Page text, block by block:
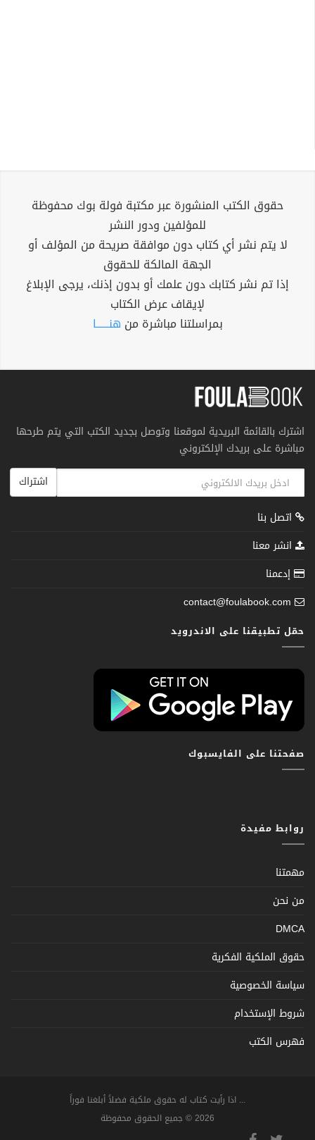
حقوق الكتب المنشورة عبر مكتبة فولة بوك محفوظة
للمؤلفين ودور النشر
لا يتم نشر أي كتاب دون موافقة صريحة من المؤلف أو
الجهة المالكة للحقوق
إذا تم نشر كتابك دون علمك أو بدون إذنك، يرجى الإبلاغ
لإيقاف عرض الكتاب
بمراسلتنا مباشرة من هنــــــا
اشترك بالقائمة البريدية لموقعنا وتوصل بجديد الكتب التي يتم طرحها
مباشرة على بريدك الإلكتروني
اشتراك
اتصل بنا
انشر معنا
إدعمنا
contact@foulabook.com
حمّل تطبيقنا على الاندرويد
صفحتنا على الفايسبوك
روابط مفيدة
مهمتنا
من نحن
DMCA
حقوق الملكية الفكرية
سياسة الخصوصية
شروط الإستخدام
فهرس الكتب
... اذا رأيت كتاب له حقوق ملكية فضلاً أبلغنا فوراً
2026 © جميع الحقوق محفوظة